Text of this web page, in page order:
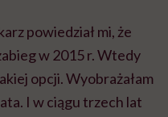
powiedział mi, że
w 2015 r. Wtedy
opcji. Wyobrażałam
I w ciągu trzech lat